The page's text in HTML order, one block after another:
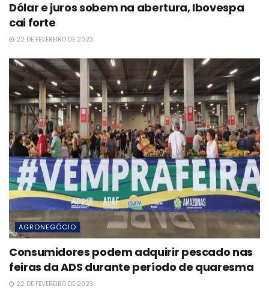
Dólar e juros sobem na abertura, Ibovespa
cai forte
22 DE FEVEREIRO DE 2023
AGRONEGÓCIO
Consumidores podem adquirir pescado nas
feiras da ADS durante período de quaresma
22 DE FEVEREIRO DE 2023